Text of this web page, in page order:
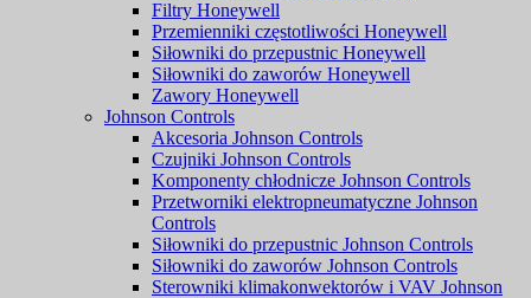
Filtry Honeywell
Przemienniki częstotliwości Honeywell
Siłowniki do przepustnic Honeywell
Siłowniki do zaworów Honeywell
Zawory Honeywell
Johnson Controls
Akcesoria Johnson Controls
Czujniki Johnson Controls
Komponenty chłodnicze Johnson Controls
Przetworniki elektropneumatyczne Johnson
Controls
Siłowniki do przepustnic Johnson Controls
Siłowniki do zaworów Johnson Controls
Sterowniki klimakonwektorów i VAV Johnson